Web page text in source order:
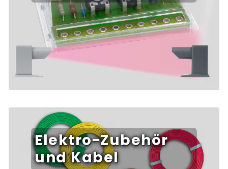
Elektro-Zubehör
und Kabel